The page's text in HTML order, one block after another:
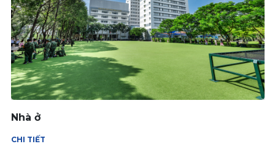
Nhà ở
CHI TIẾT